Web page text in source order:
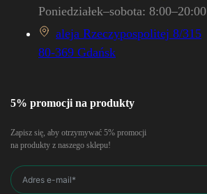
Poniedziałek–sobota: 8:00–20:00
aleja Rzeczypospolitej 8/315
80-369 Gdańsk
5% promocji na produkty
Zapisz się, aby otrzymywać 5% promocji
na produkty z naszego sklepu!